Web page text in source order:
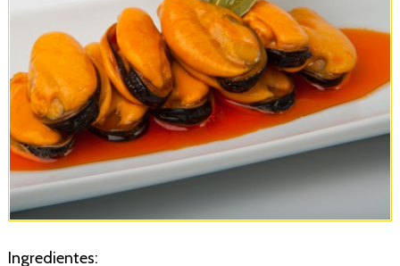
Ingredientes: